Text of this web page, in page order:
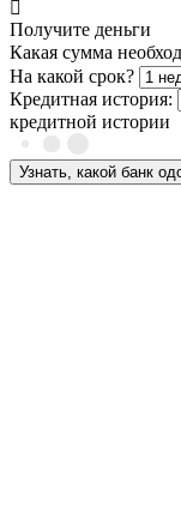
Получите деньги
Какая сумма
На какой срок?
Кредитная история:
кредитной истории
Узнать, какой банк